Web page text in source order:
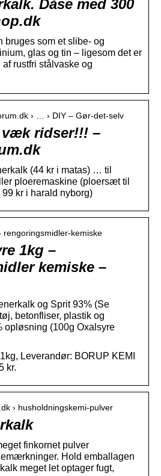
Dåse med 300
bruges som et slibe- og
glas og tin – ligesom det er
rustfri stålvaske og
› … › DIY – Gør-det-selv
ridser!!! –
(44 kr i matas) … til
ploeremaskine (ploersæt til
kr i harald nyborg)
rengoringsmidler-kemiske
1kg –
kemiske –
og Sprit 93% (Se
betonfliser, plastik og
opløsning (100g Oxalsyre
Leverandør: BORUP KEMI
kr.
› husholdningskemi-pulver
finkornet pulver
Hold emballagen
meget let optager fugt,